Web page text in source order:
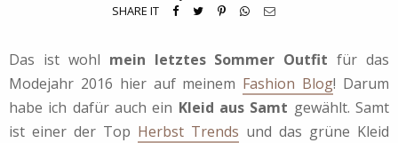
SHARE IT
Das ist wohl mein letztes Sommer Outfit für das
Modejahr 2016 hier auf meinem Fashion Blog! Darum
habe ich dafür auch ein Kleid aus Samt gewählt. Samt
ist einer der Top Herbst Trends und das grüne Kleid